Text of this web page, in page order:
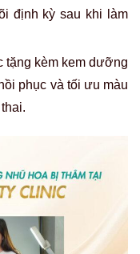
định kỳ sau khi làm
tặng kèm kem dưỡng
phục và tối ưu màu
.